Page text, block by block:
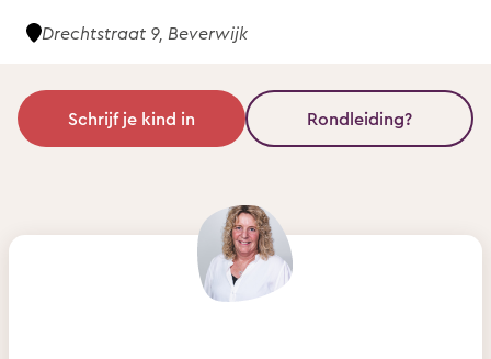
Drechtstraat 9, Beverwijk
Schrijf je kind in Rondleiding?